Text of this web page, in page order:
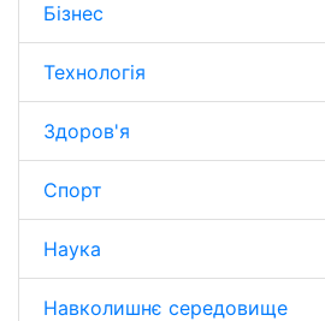
Бізнес
Технологія
Здоров'я
Спорт
Наука
Навколишнє середовище